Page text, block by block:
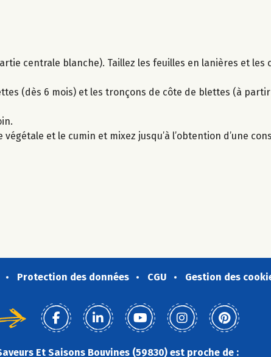
centrale blanche). Taillez les feuilles en lanières et les
(dès 6 mois) et les tronçons de côte de blettes (à
et le cumin et mixez jusqu’à l’obtention d’une
Protection des données CGU Gestion des
Et Saisons Bouvines (59830) est proche de :